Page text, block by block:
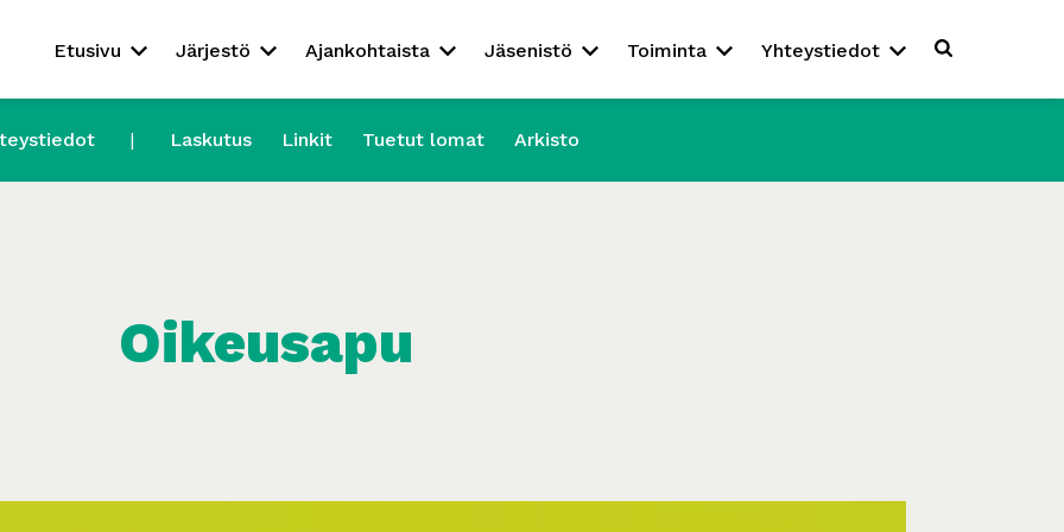
Etusivu Järjestö Ajankohtaista Jäsenistö Toiminta Yhteystiedot
Laskutus Linkit Tuetut lomat Arkisto
Oikeusapu